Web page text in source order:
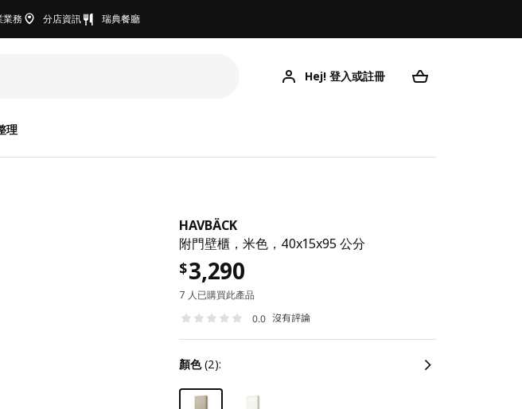
業務 分店資訊 瑞典餐廳
Hej! 登入或註冊
理
HAVBÄCK
附門壁櫃，米色，40x15x95 公分
$3,290
7 人已購買此產品
0.0 沒有評論
顏色(2):